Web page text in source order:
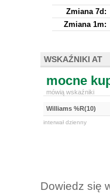
Zmiana 7d:
Zmiana 1m:
WSKAŹNIKI AT
mocne
mówią wskaźniki
Williams %R(10)
interwał dzienny
Dowiedz się